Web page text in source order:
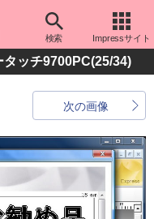
検索 Impressサイト
ッチ9700PC(25/34)
次の画像